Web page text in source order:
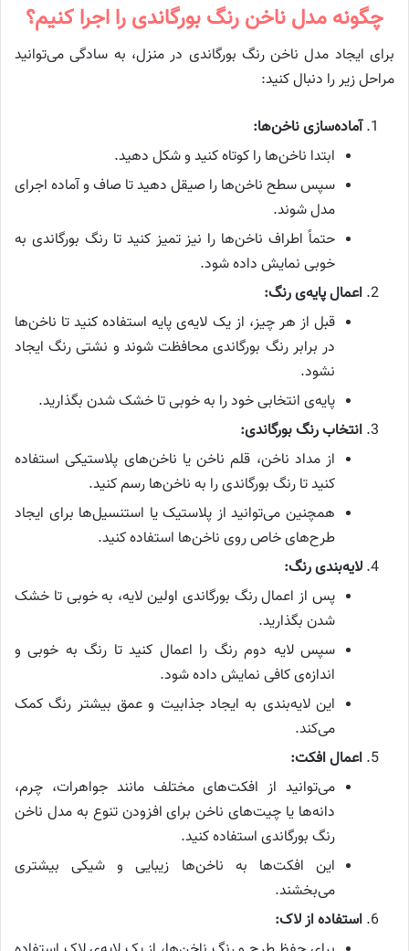
چگونه مدل ناخن رنگ بورگاندی را اجرا کنیم؟
برای ایجاد مدل ناخن رنگ بورگاندی در منزل، به سادگی می‌توانید
مراحل زیر را دنبال کنید:
آماده‌سازی ناخن‌ها:
ابتدا ناخن‌ها را کوتاه کنید و شکل دهید.
سپس سطح ناخن‌ها را صیقل دهید تا صاف و آماده اجرای
مدل شوند.
حتماً اطراف ناخن‌ها را نیز تمیز کنید تا رنگ بورگاندی به
خوبی نمایش داده شود.
اعمال پایه‌ی رنگ:
قبل از هر چیز، از یک لایه‌ی پایه استفاده کنید تا ناخن‌ها
در برابر رنگ بورگاندی محافظت شوند و نشتی رنگ ایجاد
نشود.
پایه‌ی انتخابی خود را به خوبی تا خشک شدن بگذارید.
انتخاب رنگ بورگاندی:
از مداد ناخن، قلم ناخن یا ناخن‌های پلاستیکی استفاده
کنید تا رنگ بورگاندی را به ناخن‌ها رسم کنید.
همچنین می‌توانید از پلاستیک یا استنسیل‌ها برای ایجاد
طرح‌های خاص روی ناخن‌ها استفاده کنید.
لایه‌بندی رنگ:
پس از اعمال رنگ بورگاندی اولین لایه، به خوبی تا خشک
شدن بگذارید.
سپس لایه دوم رنگ را اعمال کنید تا رنگ به خوبی و
اندازه‌ی کافی نمایش داده شود.
این لایه‌بندی به ایجاد جذابیت و عمق بیشتر رنگ کمک
می‌کند.
اعمال افکت:
می‌توانید از افکت‌های مختلف مانند جواهرات، چرم،
دانه‌ها یا چیت‌های ناخن برای افزودن تنوع به مدل ناخن
رنگ بورگاندی استفاده کنید.
این افکت‌ها به ناخن‌ها زیبایی و شیکی بیشتری
می‌بخشند.
استفاده از لاک: